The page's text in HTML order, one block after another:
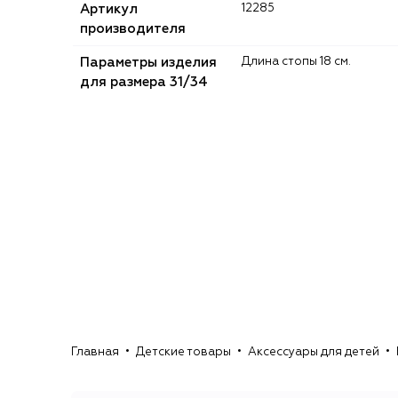
Артикул
производителя
12285
Параметры изделия
для размера 31/34
Длина стопы 18 см.
Главная Детские товары Аксессуары для детей